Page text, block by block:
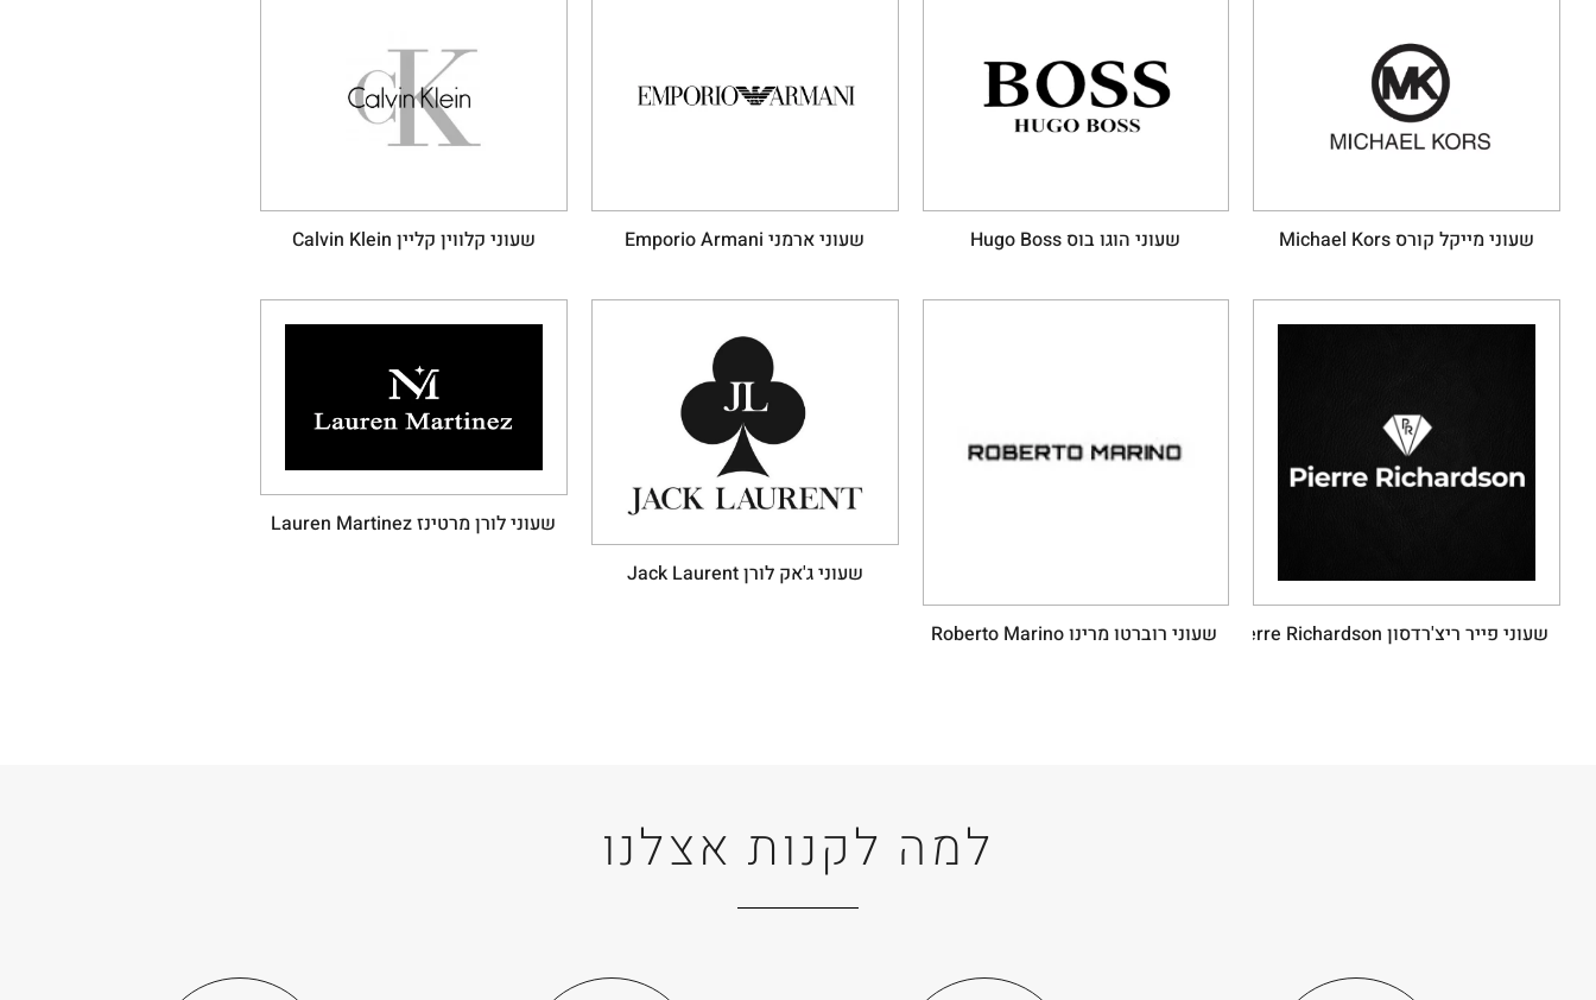
שעוני מייקל קורס Michael Kors שעוני הוגו בוס Hugo Boss שעוני ארמני Emporio Armani שעוני קלווין קליין Calvin Klein
שעוני פייר ריצ'רדסון Pierre Richardson שעוני רוברטו מרינו Roberto Marino
שעוני ג'אק לורן Jack Laurent
שעוני לורן מרטינז Lauren Martinez
למה לקנות אצלנו